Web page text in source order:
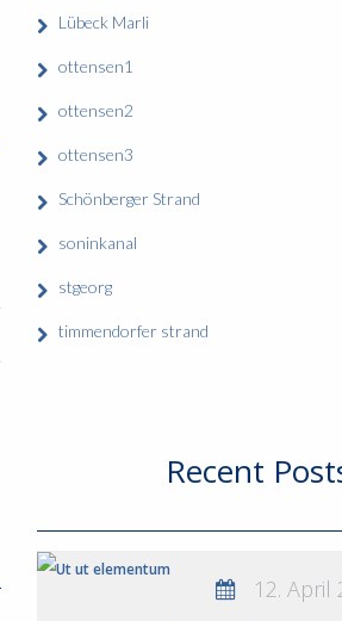
Lübeck Marli
ottensen1
ottensen2
ottensen3
Schönberger Strand
soninkanal
stgeorg
timmendorfer strand
Recent
12. April